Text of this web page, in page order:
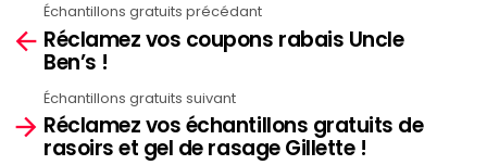
more
Échantillons gratuits précédant
Réclamez vos coupons rabais Uncle
Ben’s !
Échantillons gratuits suivant
Réclamez vos échantillons gratuits de
rasoirs et gel de rasage Gillette !